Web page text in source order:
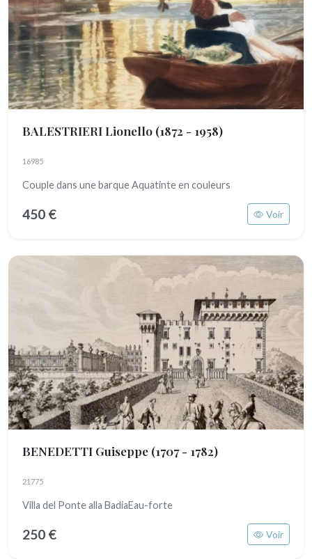
BALESTRIERI Lionello (1872 - 1958)
16985
Couple dans une barque Aquatinte en couleurs
450 € Voir
BENEDETTI Guiseppe (1707 - 1782)
21775
Villa del Ponte alla BadiaEau-forte
250 € Voir